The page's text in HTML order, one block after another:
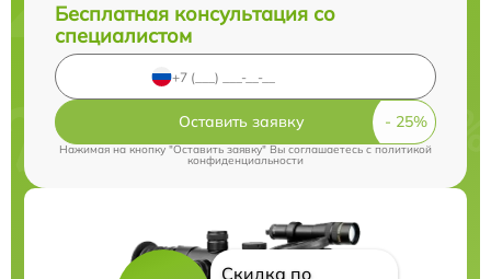
Бесплатная консультация со
специалистом
Оставить заявку
Нажимая на кнопку "Оставить заявку" Вы соглашаетесь cполитикой
конфиденциальности
Скидка по